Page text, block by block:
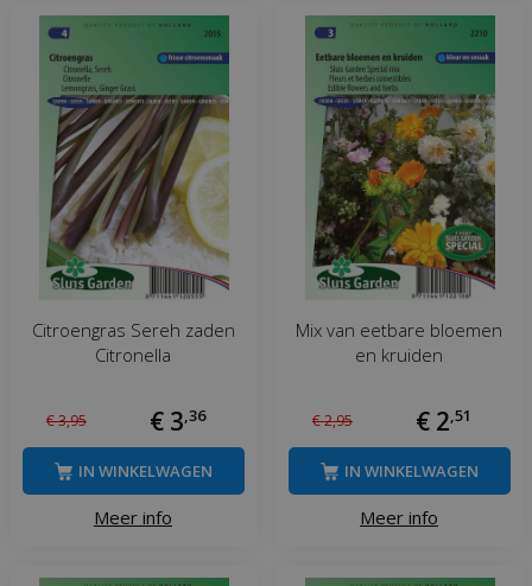
Citroengras Sereh zaden
Citronella
€3,95 € 3,36
Meer info
IN WINKELWAGEN
Mix van eetbare bloemen
en kruiden
€2,95 € 2,51
Meer info
IN WINKELWAGEN